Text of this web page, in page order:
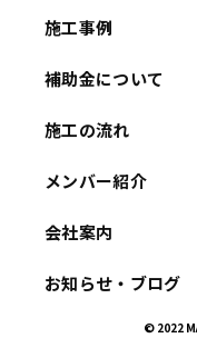
施工事例
補助金について
施工の流れ
メンバー紹介
会社案内
お知らせ・ブログ
© 2022